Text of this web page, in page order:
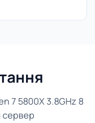
7 5800X 3.8GHz 8
сервер